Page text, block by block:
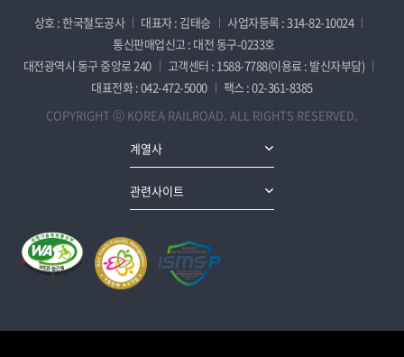
상호 : 한국철도공사 대표자 : 김태승
사업자등록 : 314-82-10024
통신판매업신고 : 대전 동구-0233호
대전광역시 동구 중앙로 240
고객센터 : 1588-7788(이용료 : 발신자부담)
대표전화 : 042-472-5000
팩스 : 02-361-8385
COPYRIGHT ⓒ KOREA RAILROAD. ALL RIGHTS RESERVED.
계열사
관련사이트